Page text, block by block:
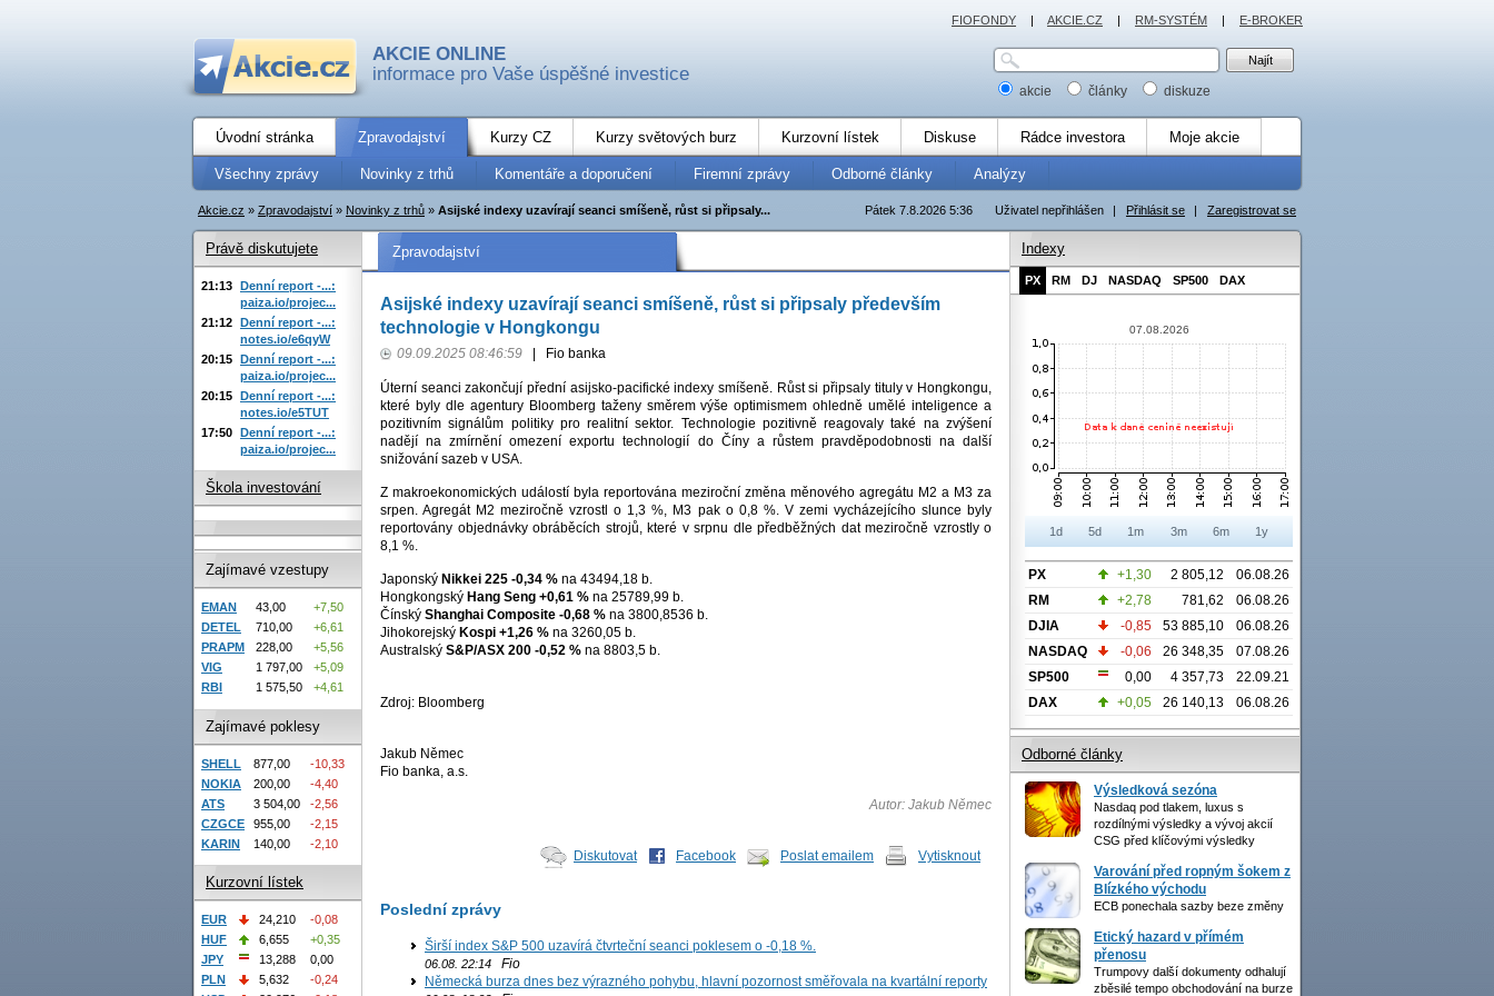
AKCIE ONLINE
informace pro Vaše úspěšné investice
akcie články diskuze
Úvodní stránka Zpravodajství Kurzy CZ Kurzy světových burz Kurzovní lístek Diskuse Rádce investora Moje akcie
Všechny zprávy Novinky z trhů Komentáře a doporučení Firemní zprávy Odborné články Analýzy
Uživatel nepřihlášen | Přihlásit se | Zaregistrovat se
Pátek 7.8.2026 5:36
Akcie.cz » Zpravodajství » Novinky z trhů » Asijské indexy uzavírají seanci smíšeně, růst si připsaly...
Zpravodajství
Asijské indexy uzavírají seanci smíšeně, růst si připsaly především
technologie v Hongkongu
09.09.2025 08:46:59 Fio banka
Úterní seanci zakončují přední asijsko-pacifické indexy smíšeně. Růst si připsaly tituly v Hongkongu,
které byly dle agentury Bloomberg taženy směrem výše optimismem ohledně umělé inteligence a
pozitivním signálům politiky pro realitní sektor. Technologie pozitivně reagovaly také na zvýšení
nadějí na zmírnění omezení exportu technologií do Číny a růstem pravděpodobnosti na další
snižování sazeb v USA.
Z makroekonomických událostí byla reportována meziroční změna měnového agregátu M2 a M3 za
srpen. Agregát M2 meziročně vzrostl o 1,3 %, M3 pak o 0,8 %. V zemi vycházejícího slunce byly
reportovány objednávky obráběcích strojů, které v srpnu dle předběžných dat meziročně vzrostly o
8,1 %.
Japonský Nikkei 225 -0,34 % na 43494,18 b.
Hongkongský Hang Seng +0,61 % na 25789,99 b.
Čínský Shanghai Composite -0,68 % na 3800,8536 b.
Jihokorejský Kospi +1,26 % na 3260,05 b.
Australský S&P/ASX 200 -0,52 % na 8803,5 b.
Zdroj: Bloomberg
Jakub Němec
Fio banka, a.s.
Autor: Jakub Němec
Diskutovat Facebook Poslat emailem Vytisknout
Poslední zprávy
Širší index S&P 500 uzavírá čtvrteční seanci poklesem o -0,18 %.
06.08. 22:14 Fio
Německá burza dnes bez výrazného pohybu, hlavní pozornost směřovala na kvartální reporty
Právě diskutujete
21:13 Denní report -...:
paiza.io/projec...
21:12 Denní report -...:
notes.io/e6qyW
20:15 Denní report -...:
paiza.io/projec...
20:15 Denní report -...:
notes.io/e5TUT
17:50 Denní report -...:
paiza.io/projec...
Škola investování
Zajímavé vzestupy
EMAN 43,00
+7,50
DETEL
710,00
+6,61
PRAPM
228,00
+5,56
VIG
1 797,00
+5,09
RBI
1 575,50 +4,61
Zajímavé poklesy
SHELL 877,00
-10,33
NOKIA
200,00
-4,40
ATS
3 504,00
-2,56
CZGCE
955,00
-2,15
KARIN
140,00 -2,10
Kurzovní lístek
EUR 24,210
-0,08
HUF
6,655
+0,35
JPY
13,288
0,00
PLN
5,632
-0,24
Indexy
PX RM DJ NASDAQ SP500 DAX
07.08.2026
1d 5d 1m 3m 6m 1y
PX +1,30 2 805,12
06.08.26
RM
+2,78 781,62
06.08.26
DJIA
-0,85 53 885,10
06.08.26
NASDAQ
-0,06 26 348,35
07.08.26
SP500
0,00 4 357,73
22.09.21
DAX
+0,05 26 140,13 06.08.26
Odborné články
Výsledková sezóna
Nasdaq pod tlakem, luxus s
rozdílnými výsledky a vývoj akcií
CSG před klíčovými výsledky
Varování před ropným šokem z
Blízkého východu
ECB ponechala sazby beze změny
Etický hazard v přímém
přenosu
Trumpovy další dokumenty odhalují
zběsilé tempo obchodování na burze
FIOFONDY | AKCIE.CZ | RM-SYSTÉM | E-BROKER